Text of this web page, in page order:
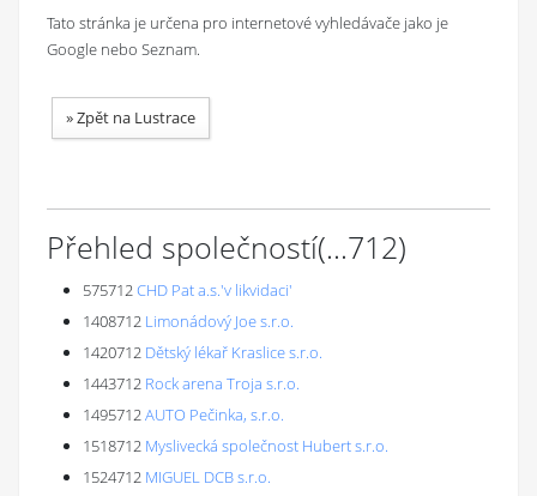
Tato stránka je určena pro internetové vyhledávače jako je
Google nebo Seznam.
»Zpět na Lustrace
Přehled společností(...712)
575712CHD Pat a.s.'v likvidaci'
1408712 Limonádový Joe s.r.o.
1420712 Dětský lékař Kraslice s.r.o.
1443712 Rock arena Troja s.r.o.
1495712AUTO Pečinka, s.r.o.
1518712 Myslivecká společnost Hubert s.r.o.
1524712 MIGUEL DCB s.r.o.